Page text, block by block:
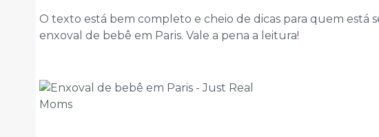
O texto está bem completo e cheio de dicas para quem está
enxoval de bebê em Paris. Vale a pena a leitura!